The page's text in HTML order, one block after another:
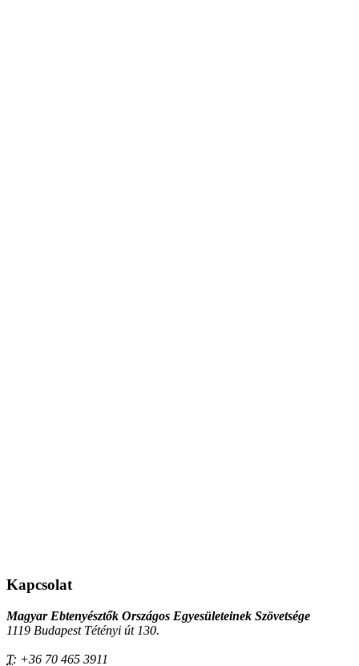
Kapcsolat
Magyar Ebtenyésztők Országos Egyesületeinek Szövetsége
1119 Budapest Tétényi út 130.
T: +36 70 465 3911